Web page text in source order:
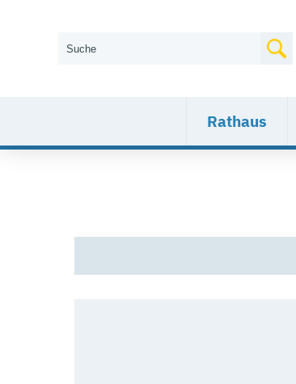
Rathaus